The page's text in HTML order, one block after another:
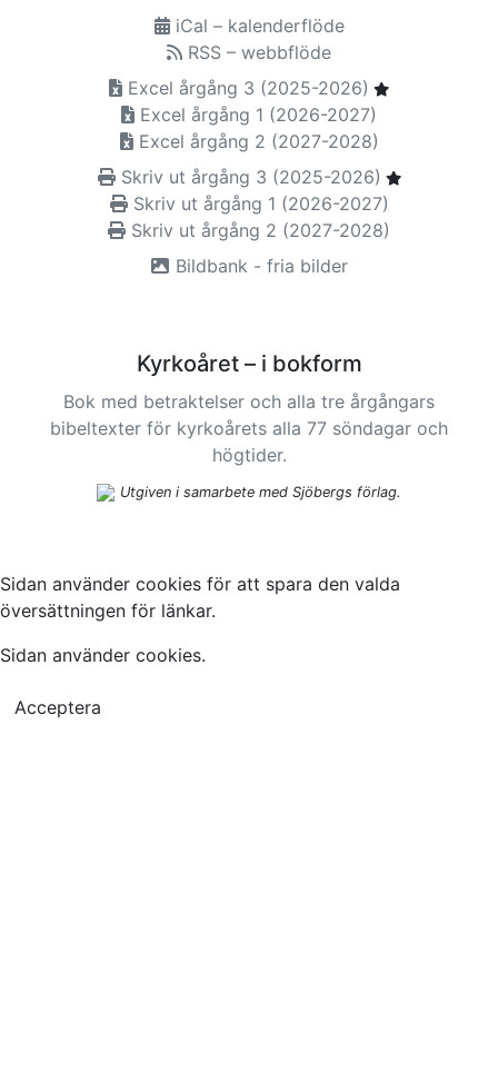
iCal – kalenderflöde
RSS – webbflöde
Excel årgång 3 (2025-2026)
Excel årgång 1 (2026-2027)
Excel årgång 2 (2027-2028)
Skriv ut årgång 3 (2025-2026)
Skriv ut årgång 1 (2026-2027)
Skriv ut årgång 2 (2027-2028)
Bildbank - fria bilder
Kyrkoåret – i bokform
Bok med betraktelser och alla tre årgångars
bibeltexter för kyrkoårets alla 77 söndagar och
högtider.
Utgiven i samarbete med Sjöbergs förlag.
Sidan använder cookies för att spara den valda
översättningen för länkar.
Sidan använder cookies.
Acceptera